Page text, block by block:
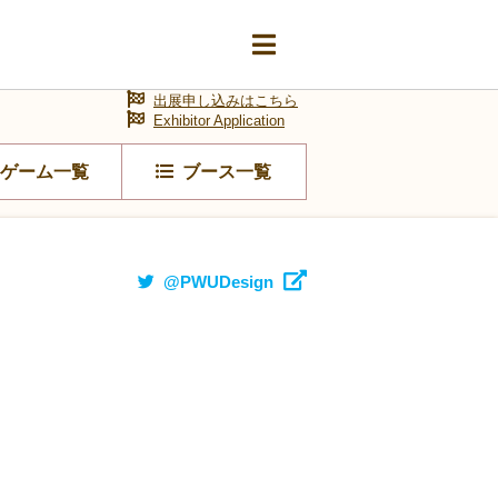
ゲーム一覧 ブース一覧
出展申し込みはこちら
Exhibitor Application
@PWUDesign